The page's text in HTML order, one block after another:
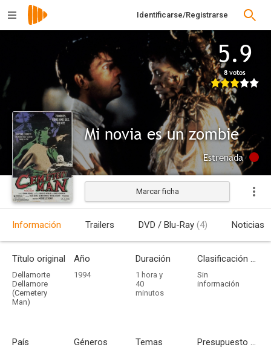
Identificarse/Registrarse
5.9
8 votos
Mi novia es un zombie
Estrenada
Marcar ficha
Información Trailers DVD / Blu-Ray (4) Noticias
Título original
Dellamorte
Dellamore
(Cemetery
Man)
Año
1994
Duración
1 hora y
40
minutos
Clasificación por edades
Sin
información
País Géneros Temas Presupuesto - Ingresos